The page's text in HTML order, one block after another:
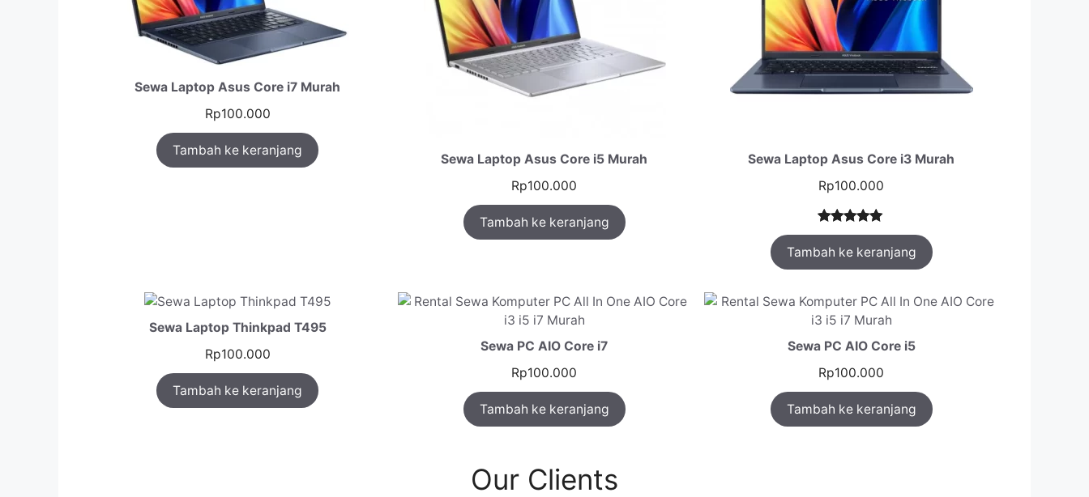
Sewa Laptop Asus Core i7 Murah
Rp100.000
Tambah ke keranjang
Sewa Laptop Asus Core i5 Murah
Rp100.000
Tambah ke keranjang
Sewa Laptop Asus Core i3 Murah
Rp100.000
Peringkat
5.00dari 5
berdasarka
1
penilaian
pelanggan
Tambah ke keranjang
Sewa Laptop Thinkpad T495
Rp100.000
Tambah ke keranjang
Sewa PC AIO Core i7
Rp100.000
Tambah ke keranjang
Sewa PC AIO Core i5
Rp100.000
Tambah ke keranjang
Our Clients